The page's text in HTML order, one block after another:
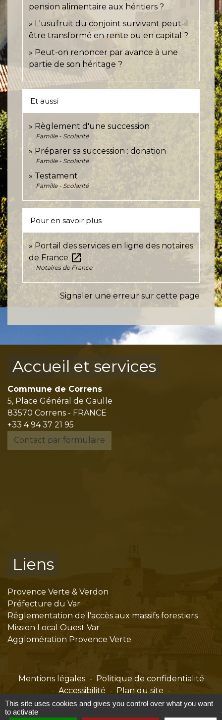
pension alimentaire aux héritiers ?
L'usufruit du conjoint survivant peut-il
être transformé en rente ou en capital ?
Peut-on renoncer par avance à une
partie de son héritage ?
Et aussi
Règlement d'une succession
Famille - Scolarité
Préparer sa succession : donation
Famille - Scolarité
Testament
Famille - Scolarité
Pour en savoir plus
Portail des services en ligne des notaires
de France open_in_new
Notaires de France
Signaler une erreur sur cette page
Accueil et services
Commune de Correns
5, Place Général de Gaulle
83570 Correns - FRANCE
+33 4 94 37 21 95
Contact par formulaire
Liens
Provence Verte & Verdon
Préfecture du Var
Réglementation de l'accès aux massifs forestiers
Mission Local Ouest Var
Agglomération Provence Verte
Mentions légales -
Politique de confidentialité
- Accessibilité - Plan du site -
Gestion des cookies
This site uses cookies and gives you control over what you want
to activate